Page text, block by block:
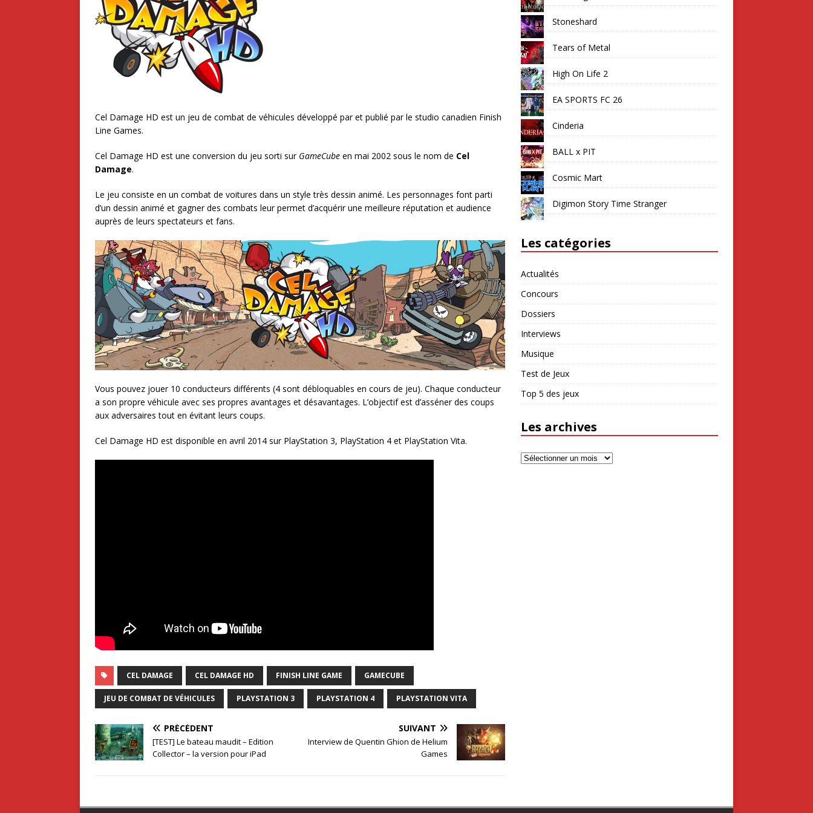
Cel Damage HD est un jeu de combat de véhicules développé par et publié par le studio canadien Finish
Line Games.
Cel Damage HD est une conversion du jeu sorti sur GameCube en mai 2002 sous le nom de Cel
Damage.
Le jeu consiste en un combat de voitures dans un style très dessin animé. Les personnages font parti
d’un dessin animé et gagner des combats leur permet d’acquérir une meilleure réputation et audience
auprès de leurs spectateurs et fans.
Vous pouvez jouer 10 conducteurs différents (4 sont débloquables en cours de jeu). Chaque conducteur
a son propre véhicule avec ses propres avantages et désavantages. L’objectif est d’asséner des coups
aux adversaires tout en évitant leurs coups.
Cel Damage HD est disponible en avril 2014 sur PlayStation 3, PlayStation 4 et PlayStation Vita.
CEL DAMAGE CEL DAMAGE HD FINISH LINE GAME GAMECUBE
JEU DE COMBAT DE VÉHICULES PLAYSTATION 3 PLAYSTATION 4 PLAYSTATION VITA
PRÉCÉDENT
[TEST] Le bateau maudit – Edition
Collector – la version pour iPad
SUIVANT
Interview de Quentin Ghion de Helium
Games
Stoneshard
Tears of Metal
High On Life 2
EA SPORTS FC 26
Cinderia
BALL x PIT
Cosmic Mart
Digimon Story Time Stranger
Les catégories
Actualités
Concours
Dossiers
Interviews
Musique
Test de Jeux
Top 5 des jeux
Les archives